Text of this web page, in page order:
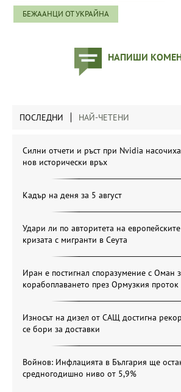
БЕЖААНЦИ ОТ УКРАЙНА
НАПИШИ
ПОСЛЕДНИ НАЙ-ЧЕТЕНИ
Силни отчети и ръст при Nvidia
нов исторически връх
Кадър на деня за 5 август
Удари ли по авторитета на
кризата с мигранти в Сеута
Иран е постигнал споразумение с Оман
корабоплаването през Ормузкия проток
Износът на дизел от САЩ достигна
се бори за доставки
Войнов: Инфлацията в България ще
средногодишно ниво от 5,9%